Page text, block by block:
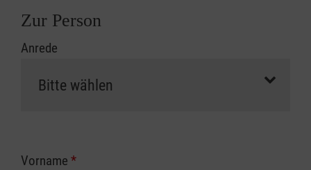
Zur Person
Anrede
Vorname *